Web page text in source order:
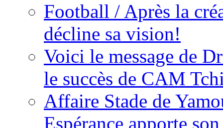
Football / Après la
décline sa vision!
Voici le message de
le succès de CAM
Affaire Stade de
Espérance apporte